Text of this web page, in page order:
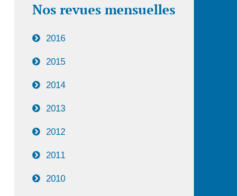
Nos revues mensuelles
2016
2015
2014
2013
2012
2011
2010